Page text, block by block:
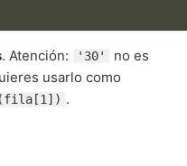
. Atención: '30'
no es
usarlo como
.